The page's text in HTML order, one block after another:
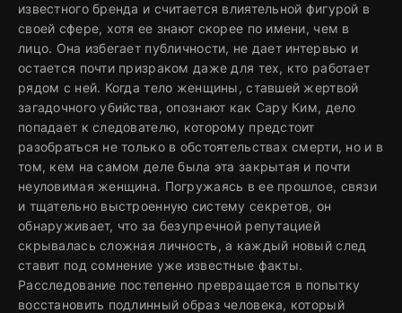
известного бренда и считается влиятельной фигурой в
своей сфере, хотя ее знают скорее по имени, чем в
лицо. Она избегает публичности, не дает интервью и
остается почти призраком даже для тех, кто работает
рядом с ней. Когда тело женщины, ставшей жертвой
загадочного убийства, опознают как Сару Ким, дело
попадает к следователю, которому предстоит
разобраться не только в обстоятельствах смерти, но и в
том, кем на самом деле была эта закрытая и почти
неуловимая женщина. Погружаясь в ее прошлое, связи
и тщательно выстроенную систему секретов, он
обнаруживает, что за безупречной репутацией
скрывалась сложная личность, а каждый новый след
ставит под сомнение уже известные факты.
Расследование постепенно превращается в попытку
восстановить подлинный образ человека, который